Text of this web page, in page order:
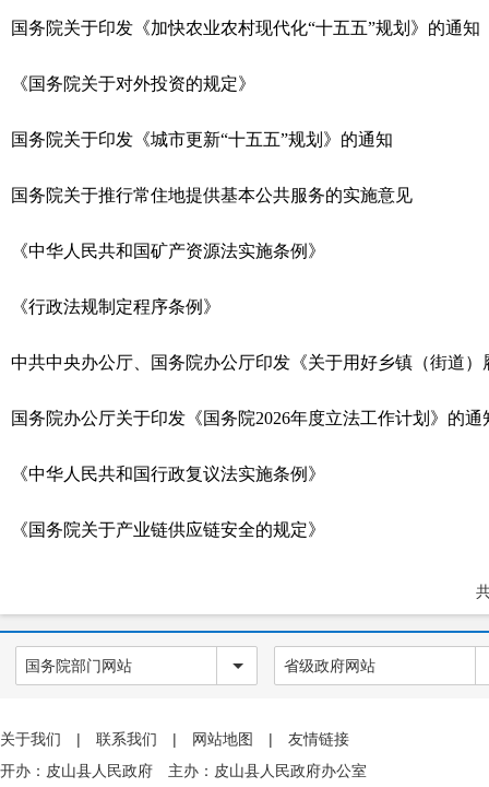
国务院关于印发《加快农业农村现代化“十五五”规划》的通知
《国务院关于对外投资的规定》
国务院关于印发《城市更新“十五五”规划》的通知
国务院关于推行常住地提供基本公共服务的实施意见
《中华人民共和国矿产资源法实施条例》
《行政法规制定程序条例》
中共中央办公厅、国务院办公厅印发《关于用好乡镇（街道
国务院办公厅关于印发《国务院2026年度立法工作计划》的通
《中华人民共和国行政复议法实施条例》
《国务院关于产业链供应链安全的规定》
国务院部门网站 省级政府网站
关于我们 | 联系我们 | 网站地图 |
友情链接
开办：皮山县人民政府 主办：皮山县人民政府办公室